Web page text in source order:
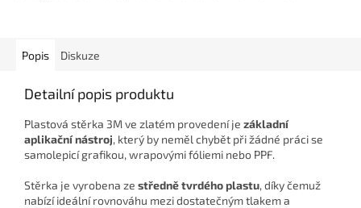
Popis Diskuze
Detailní popis produktu
Plastová stěrka 3M ve zlatém provedení je základní
aplikační nástroj, který by neměl chybět při žádné práci se
samolepicí grafikou, wrapovými fóliemi nebo PPF.
Stěrka je vyrobena ze středně tvrdého plastu, díky čemuž
nabízí ideální rovnováhu mezi dostatečným tlakem a